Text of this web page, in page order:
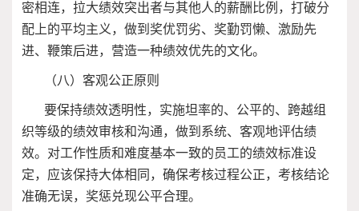
密相连，拉大绩效突出者与其他人的薪酬比例，打破分
配上的平均主义，做到奖优罚劣、奖勤罚懒、激励先
进、鞭策后进，营造一种绩效优先的文化。
（八）客观公正原则
要保持绩效透明性，实施坦率的、公平的、跨越组
织等级的绩效审核和沟通，做到系统、客观地评估绩
效。对工作性质和难度基本一致的员工的绩效标准设
定，应该保持大体相同，确保考核过程公正，考核结论
准确无误，奖惩兑现公平合理。